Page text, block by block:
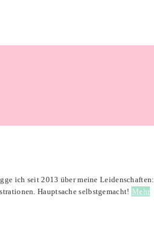
ich seit 2013 über meine Leidenschaften:
Hauptsache selbstgemacht! Mehr